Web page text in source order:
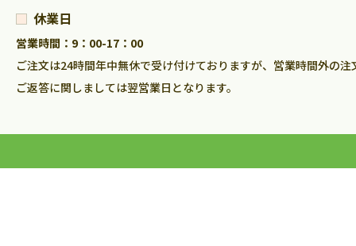
休業日
営業時間：9：00-17：00
ご注文は24時間年中無休で受け付けておりますが、営業時間外の
ご返答に関しましては翌営業日となります。